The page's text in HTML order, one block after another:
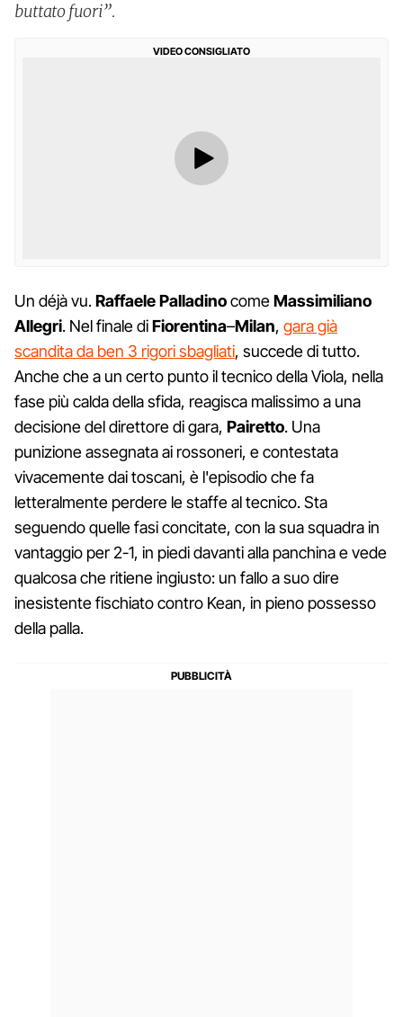
buttato fuori”.
VIDEO CONSIGLIATO
Un déjà vu.Raffaele PalladinocomeMassimiliano
Allegri. Nel finale diFiorentina–Milan, gara già
scandita da ben 3 rigori sbagliati, succede di tutto.
Anche che a un certo punto il tecnico della Viola, nella
fase più calda della sfida, reagisca malissimo a una
decisione del direttore di gara, Pairetto. Una
punizione assegnata ai rossoneri, e contestata
vivacemente dai toscani, è l'episodio che fa
letteralmente perdere le staffe al tecnico. Sta
seguendo quelle fasi concitate, con la sua squadra in
vantaggio per 2-1, in piedi davanti alla panchina e vede
qualcosa che ritiene ingiusto: un fallo a suo dire
inesistente fischiato contro Kean, in pieno possesso
della palla.